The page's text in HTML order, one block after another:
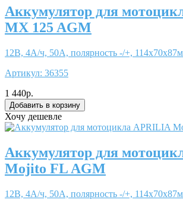
Аккумулятор для
MX 125 AGM
12В, 4А/ч, 50А, полярность -/+,
Артикул: 36355
1 440р.
Хочу дешевле
Аккумулятор для
Mojito FL AGM
12В, 4А/ч, 50А, полярность -/+,